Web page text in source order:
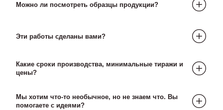
Запускаем заказ в производство.
Можно ли посмотреть образцы продукции?
Эти работы сделаны вами?
Какие сроки производства, минимальные тиражи и
цены?
Мы хотим что-то необычное, но не знаем что. Вы
помогаете с идеями?